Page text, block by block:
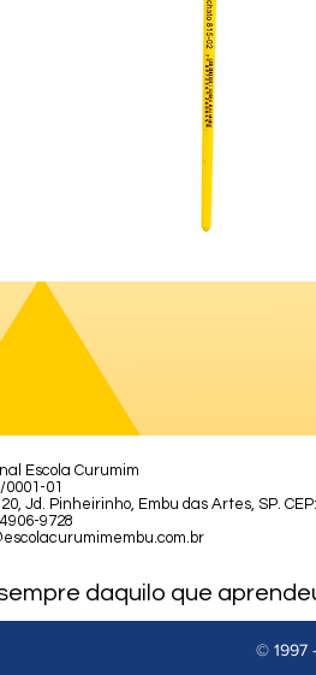
Escola Curumim
0001-01
Jd. Pinheirinho, Embu das Artes, SP.
9728
daquilo que
© 1997